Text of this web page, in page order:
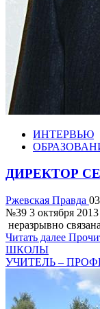
ИНТЕРВЬЮ
ДИРЕКТОР
Ржевская Правда
№39 3 октября
неразрывно
Читать далее
ШКОЛЫ
УЧИТЕЛЬ –